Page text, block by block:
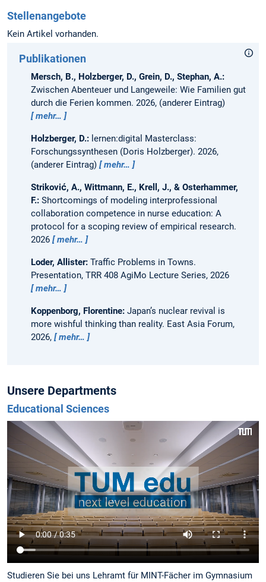
Stellenangebote
Kein Artikel vorhanden.
Publikationen
Mersch, B., Holzberger, D., Grein, D., Stephan, A.:
Zwischen Abenteuer und Langeweile: Wie Familien gut
durch die Ferien kommen. 2026, (anderer Eintrag)
mehr…
Holzberger, D.: lernen:digital Masterclass:
Forschungssynthesen (Doris Holzberger). 2026,
(anderer Eintrag)
mehr…
Striković, A., Wittmann, E., Krell, J., & Osterhammer,
F.: Shortcomings of modeling interprofessional
collaboration competence in nurse education: A
protocol for a scoping review of empirical research.
2026
mehr…
Loder, Allister: Traffic Problems in Towns.
Presentation, TRR 408 AgiMo Lecture Series, 2026
mehr…
Koppenborg, Florentine: Japan’s nuclear revival is
more wishful thinking than reality. East Asia Forum,
2026,
mehr…
Unsere Departments
Educational Sciences
Studieren Sie bei uns Lehramt für MINT-Fächer im Gymnasium